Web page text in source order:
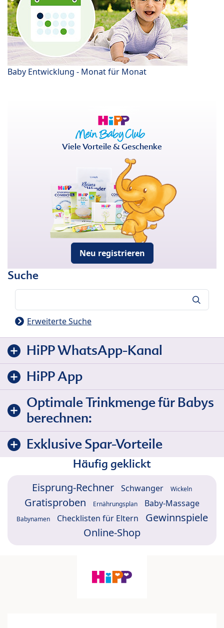
Baby Entwicklung - Monat für Monat
Viele Vorteile & Geschenke
Neu registrieren
Suche
Erweiterte Suche
HiPP WhatsApp-Kanal
HiPP App
Optimale Trinkmenge für Babys
berechnen:
Exklusive Spar-Vorteile
Häufig geklickt
Eisprung-Rechner Schwanger Wickeln
Gratisproben Ernährungsplan Baby-Massage
Babynamen Checklisten für Eltern
Gewinnspiele
Online-Shop